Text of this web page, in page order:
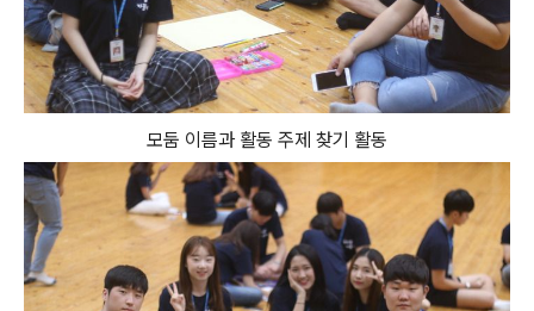
모둠 이름과 활동 주제 찾기 활동